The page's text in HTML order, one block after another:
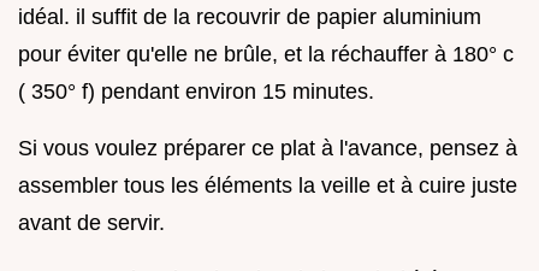
idéal. il suffit de la recouvrir de papier aluminium
pour éviter qu'elle ne brûle, et la réchauffer à 180° c
( 350° f) pendant environ 15 minutes.
Si vous voulez préparer ce plat à l'avance, pensez à
assembler tous les éléments la veille et à cuire juste
avant de servir.